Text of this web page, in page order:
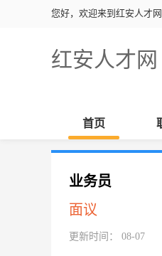
您好，欢迎来到红安人才网
红安人才网
首页
业务员
面议
更新时间： 08-07